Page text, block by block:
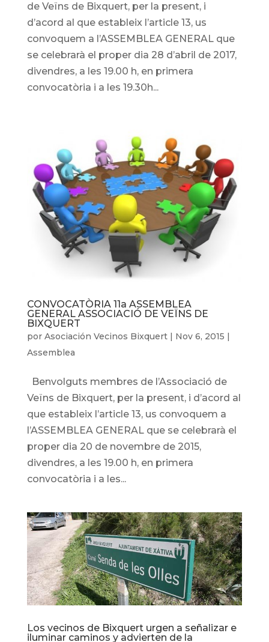
de Veïns de Bixquert, per la present, i
d’acord al que estableix l’article 13, us
convoquem a l’ASSEMBLEA GENERAL que
se celebrarà el proper dia 28 d’abril de 2017,
divendres, a les 19.00 h, en primera
convocatòria i a les 19.30h...
CONVOCATÒRIA 11a ASSEMBLEA
GENERAL ASSOCIACIÓ DE VEÏNS DE
BIXQUERT
por Asociación Vecinos Bixquert| Nov 6, 2015 |
Assemblea
Benvolguts membres de l’Associació de
Veïns de Bixquert, per la present, i d’acord al
que estableix l’article 13, us convoquem a
l’ASSEMBLEA GENERAL que se celebrarà el
proper dia 20 de novembre de 2015,
divendres, a les 19.00 h, en primera
convocatòria i a les...
Los vecinos de Bixquert urgen a señalizar e
iluminar caminos y advierten de la